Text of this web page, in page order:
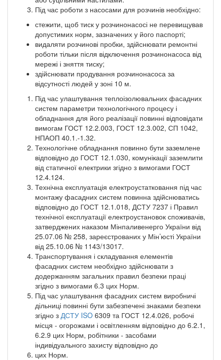
Під час роботи з насосами для розчинів необхідно:
стежити, щоб тиск у розчинонасосі не перевищував
допустимих норм, зазначених у його паспорті;
видаляти розчинові пробки, здійснювати ремонтні
роботи тільки після відключення розчинонасоса від
мережі і зняття тиску;
здійснювати продування розчинонасоса за
відсутності людей у зоні 10 м.
Під час улаштування теплоізолювальних фасадних
систем параметри технологічного процесу і
обладнання для його реалізації повинні відповідати
вимогам ГОСТ 12.2.003, ГОСТ 12.3.002, СП 1042,
НПАОП 40.1.-1.32.
Технологічне обладнання повинно бути заземлене
відповідно до ГОСТ 12.1.030, комунікації заземлити
від статичної електрики згідно з вимогами ГОСТ
12.4.124.
Технічна експлуатація електроустатковання під час
монтажу фасадних систем повинна здійснюватись
відповідно до ГОСТ 12.1.018, ДСТУ 7237 і Правил
технічної експлуатації електроустановок споживачів,
затверджених наказом Мінпаливенерго України від
25.07.06 № 258, зареєстрованих у Мін’юсті України
від 25.10.06 № 1143/13017.
Транспортування і складування елементів
фасадних систем необхідно здійснювати з
додержанням загальних правил безпеки праці
згідно з вимогами 6.3 цих Норм.
Під час улаштування фасадних систем виробничі
дільниці повинні бути забезпечені знаками безпеки
згідно з ДСТУ ISO 6309 та ГОСТ 12.4.026, робочі
місця - огорожами і освітленням відповідно до 6.2.1,
6.2.9 цих Норм, робітники - засобами
індивідуального захисту відповідно до
цих Норм.